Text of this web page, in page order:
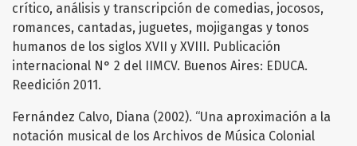
crítico, análisis y transcripción de comedias, jocosos,
romances, cantadas, juguetes, mojigangas y tonos
humanos de los siglos XVII y XVIII. Publicación
internacional N° 2 del IIMCV. Buenos Aires: EDUCA.
Reedición 2011.
Fernández Calvo, Diana (2002). “Una aproximación a la
notación musical de los Archivos de Música Colonial